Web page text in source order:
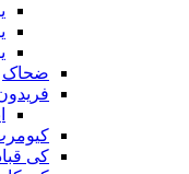
ضحاک
کی